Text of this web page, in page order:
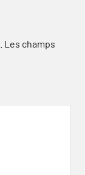
Les champs